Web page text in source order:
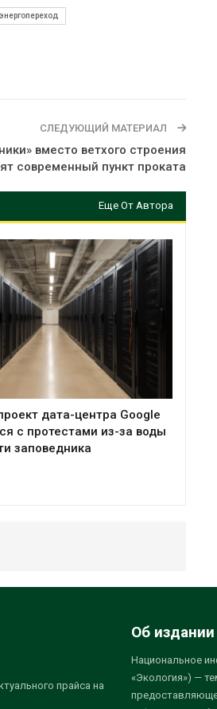
энергопереход
СЛЕДУЮЩИЙ МАТЕРИАЛ
вместо ветхого строения
современный пункт проката
Еще От Автора
дата-центра Google
с протестами из-за воды
заповедника
прайса на
Об издании
Национальное
«Экология») —